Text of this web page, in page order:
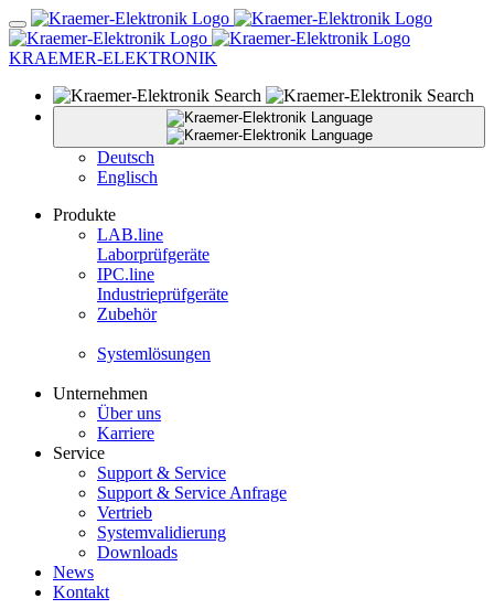
KRAEMER-ELEKTRONIK
Deutsch
Englisch
Produkte
LAB.line
Laborprüfgeräte
IPC.line
Industrieprüfgeräte
Zubehör
Systemlösungen
Unternehmen
Über uns
Karriere
Service
Support & Service
Support & Service Anfrage
Vertrieb
Systemvalidierung
Downloads
News
Kontakt